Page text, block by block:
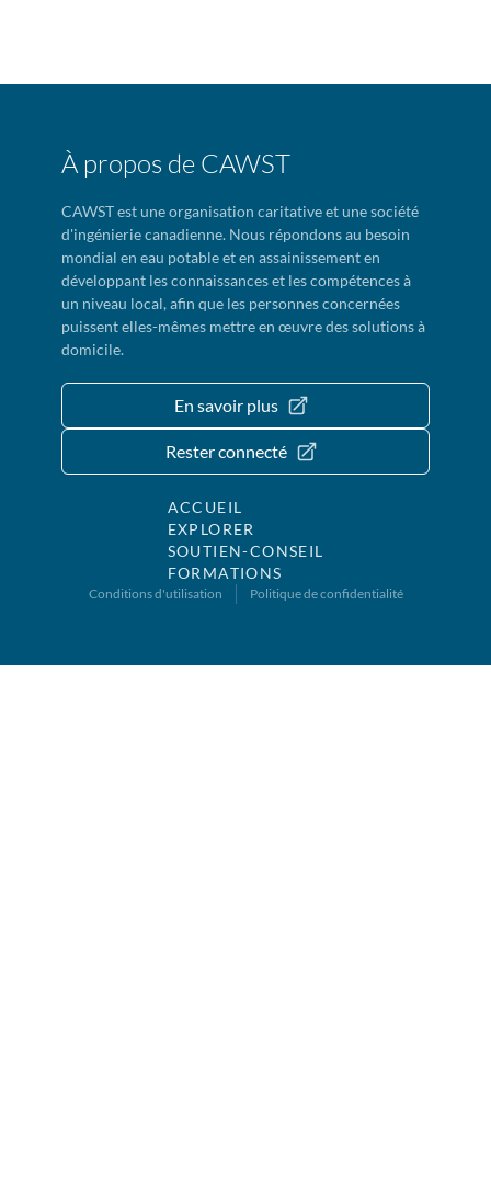
À propos de CAWST
CAWST est une organisation caritative et une société
d'ingénierie canadienne. Nous répondons au besoin
mondial en eau potable et en assainissement en
développant les connaissances et les compétences à
un niveau local, afin que les personnes concernées
puissent elles-mêmes mettre en œuvre des solutions à
domicile.
En savoir plus
Rester connecté
ACCUEIL
EXPLORER
SOUTIEN-CONSEIL
FORMATIONS
Conditions d'utilisation Politique de confidentialité